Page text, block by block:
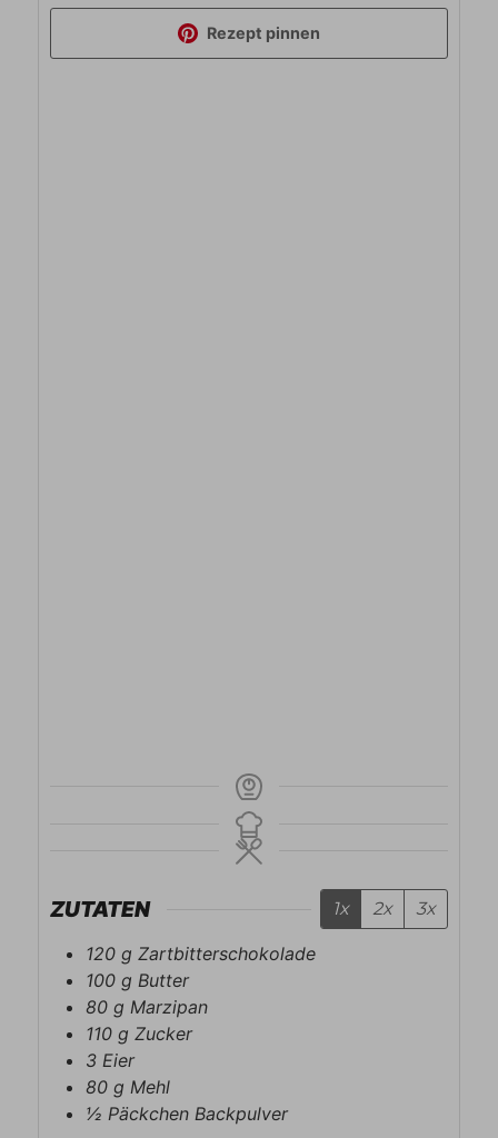
Rezept pinnen
ZUTATEN 1x 2x 3x
120 g Zartbitterschokolade
100 g Butter
80 g Marzipan
110 g Zucker
3 Eier
80 g Mehl
½ Päckchen Backpulver